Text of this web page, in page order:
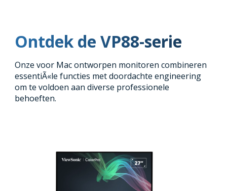
Ontdek de VP88-serie
Onze voor Mac ontworpen monitoren combineren
essentiÃ«le functies met doordachte engineering
om te voldoen aan diverse professionele
behoeften.